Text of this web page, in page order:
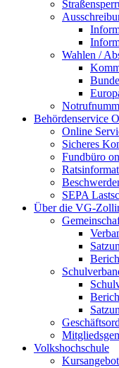
Wahlen /
Behördenservice
Online
Sicheres
Fundbüro
SEPA
Über die VG-
Volkshochschule